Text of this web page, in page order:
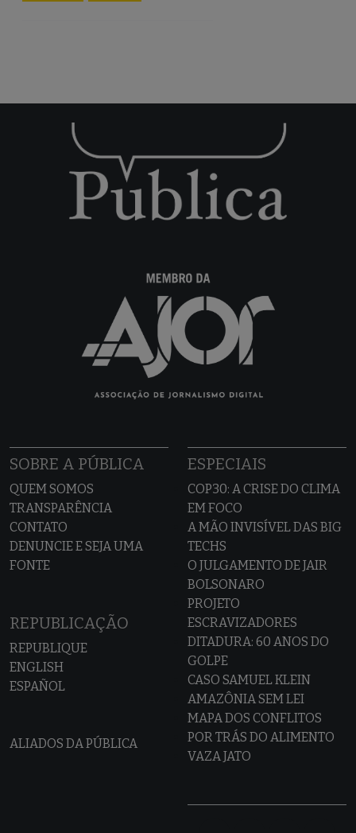
SOBRE A PÚBLICA
QUEM SOMOS
TRANSPARÊNCIA
CONTATO
DENUNCIE E SEJA UMA
FONTE
REPUBLICAÇÃO
REPUBLIQUE
ENGLISH
ESPAÑOL
ALIADOS DA PÚBLICA
ESPECIAIS
COP30: A CRISE DO CLIMA
EM FOCO
A MÃO INVISÍVEL DAS BIG
TECHS
O JULGAMENTO DE JAIR
BOLSONARO
PROJETO
ESCRAVIZADORES
DITADURA: 60 ANOS DO
GOLPE
CASO SAMUEL KLEIN
AMAZÔNIA SEM LEI
MAPA DOS CONFLITOS
POR TRÁS DO ALIMENTO
VAZA JATO